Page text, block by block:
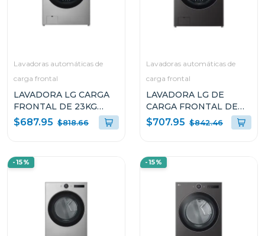
Lavadoras automáticas de
carga frontal
LAVADORA LG CARGA
FRONTAL DE 23KG
TURBOWASH 360 AI
DD CON VAPOR
$687.95 $818.66
Lavadoras automáticas de
carga frontal
LAVADORA LG DE
CARGA FRONTAL DE
23KG TURBOWASH 360
AI DD CON VAPOR
$707.95 $842.46
-15% -15%